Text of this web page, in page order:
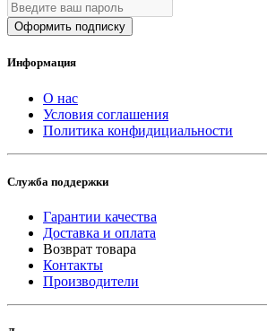
Оформить подписку
Информация
О нас
Условия соглашения
Политика конфидициальности
Служба поддержки
Гарантии качества
Доставка и оплата
Возврат товара
Контакты
Производители